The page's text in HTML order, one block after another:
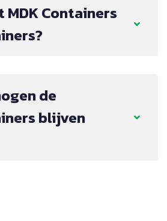
MDK Containers
de
blijven